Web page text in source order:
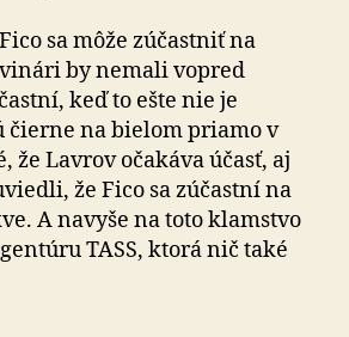
sa môže zúčastniť na
by nemali vopred
keď to ešte nie je
čierne na bielom priamo v
že Lavrov očakáva účasť, aj
že Fico sa zúčastní na
A navyše na toto klamstvo
TASS, ktorá nič také